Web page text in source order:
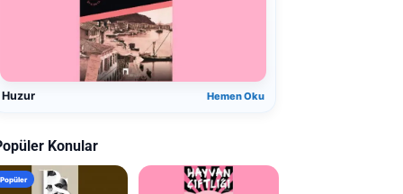
Huzur Hemen Oku
Konular
Popüler